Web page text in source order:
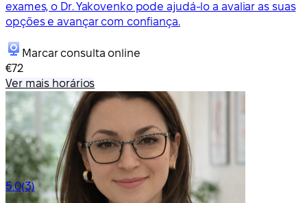
exames, o Dr. Yakovenko pode ajudá-lo a avaliar as suas
opções e avançar com confiança.
Marcar consulta online
€72
Ver mais horários
5.0(3)